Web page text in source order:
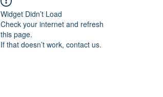
Widget Didn’t Load
Check your internet and refresh
this page.
If that doesn’t work, contact us.